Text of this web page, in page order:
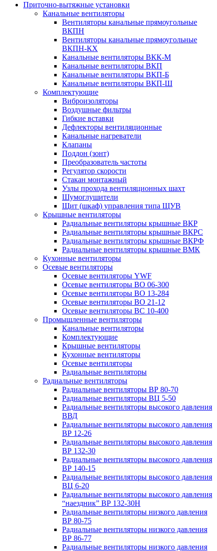
Приточно-вытяжные установки
Канальные вентиляторы
Вентиляторы канальные прямоугольные
ВКПН
Вентиляторы канальные прямоугольные
ВКПН-КХ
Канальные вентиляторы ВКК-М
Канальные вентиляторы ВКП
Канальные вентиляторы ВКП-Б
Канальные вентиляторы ВКП-Ш
Комплектующие
Виброизоляторы
Воздушные фильтры
Гибкие вставки
Дефлекторы вентиляционные
Канальные нагреватели
Клапаны
Поддон (зонт)
Преобразователь частоты
Регулятор скорости
Стакан монтажный
Узлы прохода вентиляционных шахт
Шумоглушители
Щит (шкаф) управления типа ЩУВ
Крышные вентиляторы
Радиальные вентиляторы крышные ВКР
Радиальные вентиляторы крышные ВКРС
Радиальные вентиляторы крышные ВКРФ
Радиальные вентиляторы крышные ВМК
Кухонные вентиляторы
Осевые вентиляторы
Осевые вентиляторы YWF
Осевые вентиляторы ВО 06-300
Осевые вентиляторы ВО 13-284
Осевые вентиляторы ВО 21-12
Осевые вентиляторы ВС 10-400
Промышленные вентиляторы
Канальные вентиляторы
Комплектующие
Крышные вентиляторы
Кухонные вентиляторы
Осевые вентиляторы
Радиальные вентиляторы
Радиальные вентиляторы
Радиальные вентиляторы ВР 80-70
Радиальные вентиляторы ВЦ 5-50
Радиальные вентиляторы высокого давления
ВВД
Радиальные вентиляторы высокого давления
ВР 12-26
Радиальные вентиляторы высокого давления
ВР 132-30
Радиальные вентиляторы высокого давления
ВР 140-15
Радиальные вентиляторы высокого давления
ВЦ 6-20
Радиальные вентиляторы высокого давления
“наездник” ВР 132-30Н
Радиальные вентиляторы низкого давления
ВР 80-75
Радиальные вентиляторы низкого давления
ВР 86-77
Радиальные вентиляторы низкого давления